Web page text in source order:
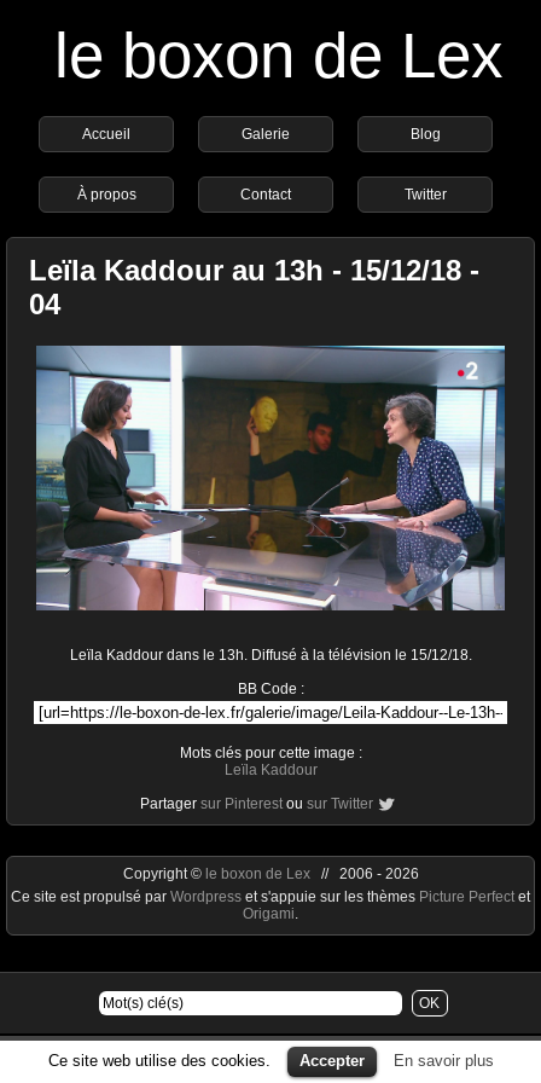
le boxon de Lex
Accueil Galerie Blog
À propos Contact Twitter
Leïla Kaddour au 13h - 15/12/18 -
04
Leïla Kaddour dans le 13h. Diffusé à la télévision le 15/12/18.
BB Code :
Mots clés pour cette image :
Leïla Kaddour
Partager sur Pinterest ou sur Twitter
Ce site web utilise des cookies. Accepter En savoir plus
Copyright © le boxon de Lex// 2006 - 2026
Ce site est propulsé par Wordpress et s'appuie sur les thèmes Picture Perfect et
Origami